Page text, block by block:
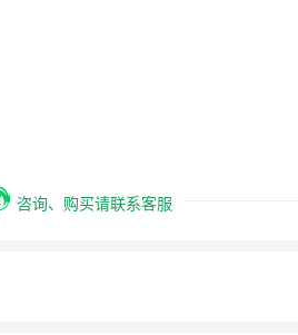
咨询、购买请联系客服